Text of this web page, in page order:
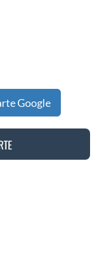
Google